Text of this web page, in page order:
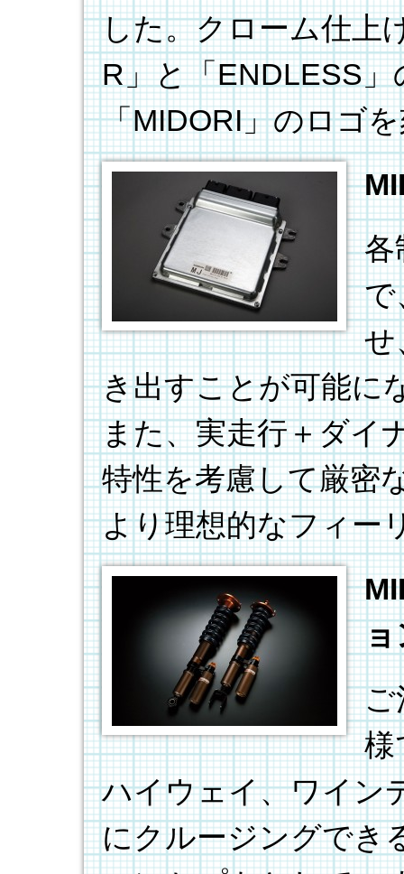
した。クローム仕上
R」と「ENDLESS
「MIDORI」のロゴ
各
で
せ
き出すことが可能に
また、実走行＋ダイ
特性を考慮して厳密
より理想的なフィー
ョ
ご
様
ハイウェイ、ワイン
にクルージングでき